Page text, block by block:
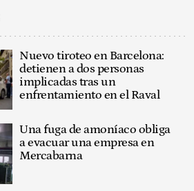
Nuevo tiroteo en Barcelona:
detienen a dos personas
implicadas tras un
enfrentamiento en el Raval
Una fuga de amoníaco obliga
a evacuar una empresa en
Mercabarna